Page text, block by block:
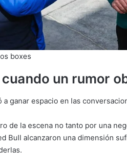
boxes
un rumor
ganar espacio en las
de la escena no tanto por una
Bull alcanzaron una dimensión